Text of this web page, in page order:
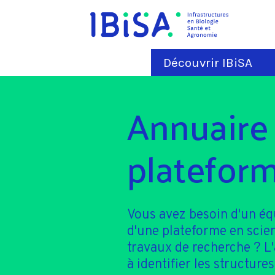
Découvrir IBiSA
Vous avez besoin d'un
d'une plateforme en
travaux de recherche ?
à identifier les